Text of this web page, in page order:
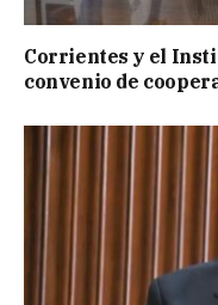
Corrientes y el
convenio de